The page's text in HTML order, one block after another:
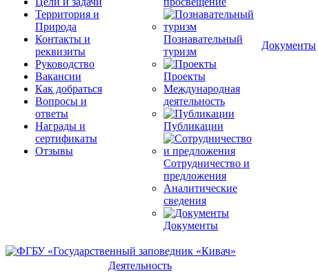
Территория и
Природа
Контакты и
реквизиты
Руководство
Вакансии
Как добраться
Вопросы и
ответы
Награды и
сертификаты
Отзывы
Познавательный
туризм
Проекты
Международная
деятельность
Публикации
Сотрудничество и
предложения
Аналитические
сведения
Документы
Документы
Деятельность